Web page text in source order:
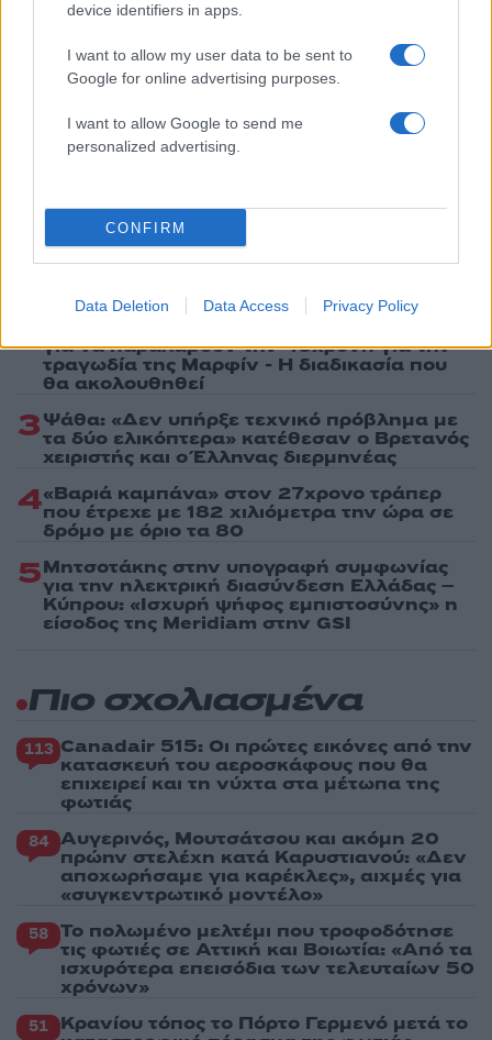
device identifiers in apps.
I want to allow my user data to be sent to
Google for online advertising purposes.
I want to allow Google to send me
personalized advertising.
CONFIRM
Data Deletion Data Access Privacy Policy
Ακολουθήστε το Νewsit.gr στο
ενημερωθείτε πρώτοι για όλη την ειδησεογραφία και τα
τελευταία νέατης ημέρας
Πιο δημοφιλή
1 Έφυγαν οι συνεργάτες, μένει η Μαρία
«Ελπίδα για τη Δημοκρατία»
για να παραλάβουν την 46χρονη για την
τραγωδία της Μαρφίν - Η διαδικασία που
θα ακολουθηθεί
3Ψάθα: «Δεν υπήρξε τεχνικό πρόβλημα με
τα δύο ελικόπτερα» κατέθεσαν ο Βρετανός
χειριστής και ο Έλληνας διερμηνέας
4«Βαριά καμπάνα» στον 27χρονο τράπερ
που έτρεχε με 182 χιλιόμετρα την ώρα σε
δρόμο με όριο τα 80
5Μητσοτάκης στην υπογραφή συμφωνίας
για την ηλεκτρική διασύνδεση Ελλάδας –
Κύπρου: «Ισχυρή ψήφος εμπιστοσύνης» η
είσοδος της Meridiam στην GSI
Πιο σχολιασμένα
113 Canadair 515: Οι πρώτες εικόνες από την
κατασκευή του αεροσκάφους που θα
επιχειρεί και τη νύχτα στα μέτωπα της
φωτιάς
84 Αυγερινός, Μουτσάτσου και ακόμη 20
πρώην στελέχη κατά Καρυστιανού: «Δεν
αποχωρήσαμε για καρέκλες», αιχμές για
«συγκεντρωτικό μοντέλο»
58 Το πολωμένο μελτέμι που τροφοδότησε
τις φωτιές σε Αττική και Βοιωτία: «Από τα
ισχυρότερα επεισόδια των τελευταίων 50
χρόνων»
51 Κρανίου τόπος το Πόρτο Γερμενό μετά το